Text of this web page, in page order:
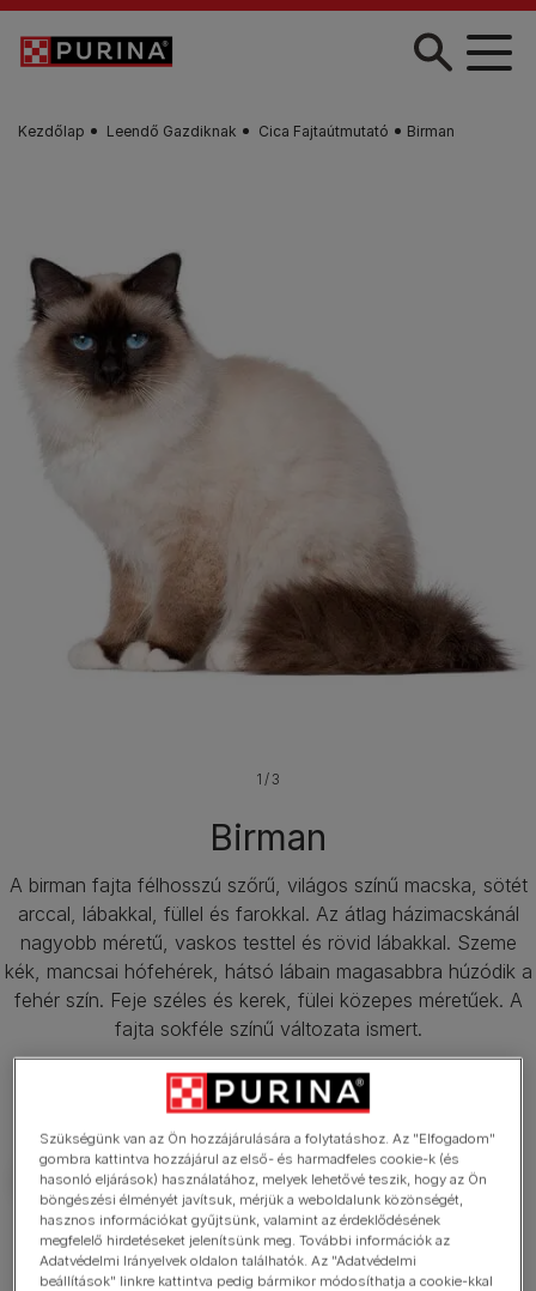
Skip to main content
Kezdőlap Leendő Gazdiknak Cica Fajtaútmutató Birman
Birman
A birman fajta félhosszú szőrű, világos színű macska, sötét
arccal, lábakkal, füllel és farokkal. Az átlag házimacskánál
nagyobb méretű, vaskos testtel és rövid lábakkal. Szeme
kék, mancsai hófehérek, hátsó lábain magasabbra húzódik a
fehér szín. Feje széles és kerek, fülei közepes méretűek. A
fajta sokféle színű változata ismert.
1 / 3
Tudnivalók
Szükségünk van az Ön hozzájárulására a folytatáshoz. Az "Elfogadom"
gombra kattintva hozzájárul az első- és harmadfeles cookie-k (és
hasonló eljárások) használatához, melyek lehetővé teszik, hogy az Ön
böngészési élményét javítsuk, mérjük a weboldalunk közönségét,
hasznos információkat gyűjtsünk, valamint az érdeklődésének
megfelelő hirdetéseket jelenítsünk meg. További információk az
Adatvédelmi Irányelvek oldalon találhatók. Az "Adatvédelmi
beállítások" linkre kattintva pedig bármikor módosíthatja a cookie-kkal